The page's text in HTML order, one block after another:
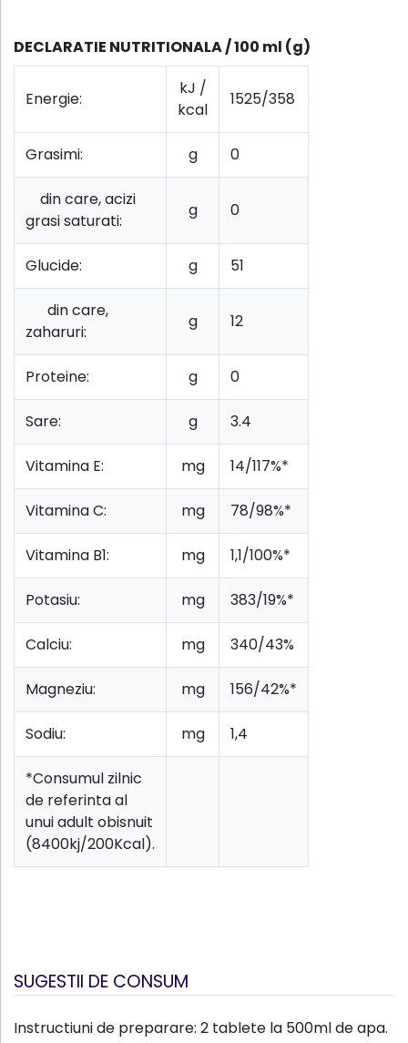
DECLARATIE NUTRITIONALA / 100 ml (g)
Energie:
kJ /
kcal
1525/358
Grasimi: g 0
din care, acizi
grasi saturati:
g 0
Glucide: g 51
din care,
zaharuri:
g 12
Proteine: g 0
Sare: g 3.4
Vitamina E: mg 14/117%*
Vitamina C: mg 78/98%*
Vitamina B1: mg 1,1/100%*
Potasiu: mg 383/19%*
Calciu: mg 340/43%
Magneziu: mg 156/42%*
Sodiu: mg 1,4
*Consumul zilnic
de referinta al
unui adult obisnuit
(8400kj/200Kcal).
SUGESTII DE CONSUM
Instructiuni de preparare: 2 tablete la 500ml de apa.